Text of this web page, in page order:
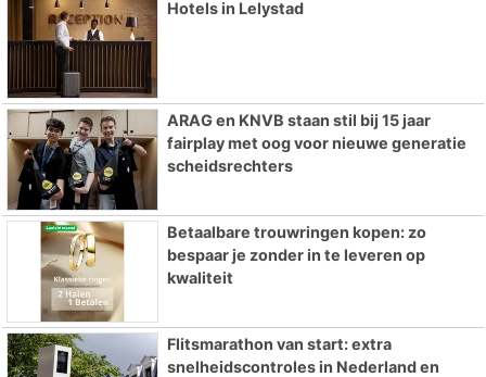
Hotels in Lelystad
ARAG en KNVB staan stil bij 15 jaar
fairplay met oog voor nieuwe generatie
scheidsrechters
Betaalbare trouwringen kopen: zo
bespaar je zonder in te leveren op
kwaliteit
Flitsmarathon van start: extra
snelheidscontroles in Nederland en